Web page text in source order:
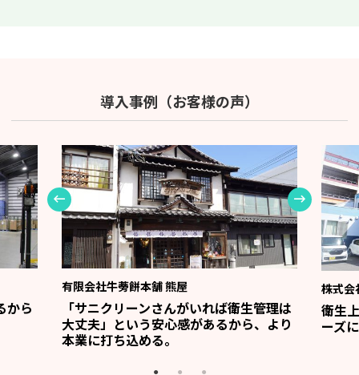
導入事例（お客様の声）
から
有限会社牛蒡餅本舗 熊屋
「サニクリーンさんがいれば衛生管理は
大丈夫」という安心感があるから、より
本業に打ち込める。
株式会
衛生
ーズ